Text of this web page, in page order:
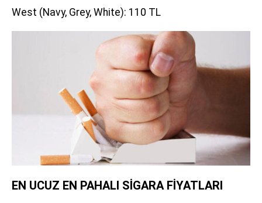
West (Navy, Grey, White): 110 TL
EN UCUZ EN PAHALI SİGARA FİYATLARI